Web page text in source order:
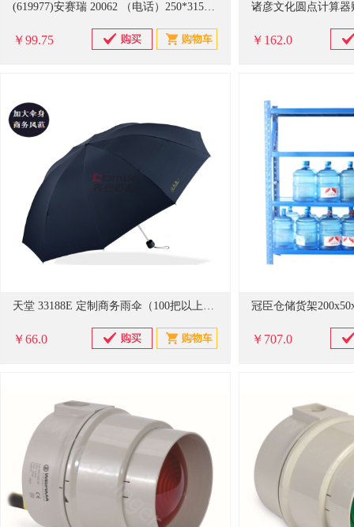
(619977)安赛瑞 20062 （电话）250*315mm 铝板 GB消防安全标识(单位：张)
￥99.75 ￥162.0
天堂 33188E 定制商务雨伞（100把以上可以印刷宣传字样）（单位：把）
￥66.0 ￥707.0